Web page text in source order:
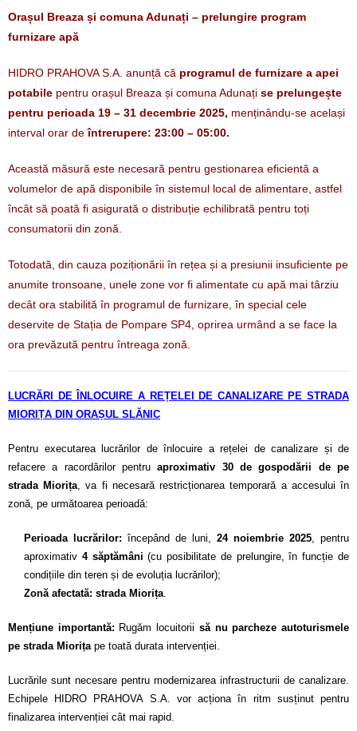
Orașul Breaza și comuna Adunați – prelungire program
furnizare apă
HIDRO PRAHOVA S.A. anunță că programul de furnizare a apei
potabile pentru orașul Breaza și comuna Adunați se prelungește
pentru perioada 19 – 31 decembrie 2025, menținându-se același
interval orar deîntrerupere: 23:00 – 05:00.
Această măsură este necesară pentru gestionarea eficientă a
volumelor de apă disponibile în sistemul local de alimentare, astfel
încât să poată fi asigurată o distribuție echilibrată pentru toți
consumatorii din zonă.
Totodată, din cauza poziționării în rețea și a presiunii insuficiente pe
anumite tronsoane, unele zone vor fi alimentate cu apă mai târziu
decât ora stabilită în programul de furnizare, în special cele
deservite de Stația de Pompare SP4, oprirea urmând a se face la
ora prevăzută pentru întreaga zonă.
LUCRĂRI DE ÎNLOCUIRE A REȚELEI DE CANALIZARE PE STRADA
MIORIȚA DIN ORAȘUL SLĂNIC
Pentru executarea lucrărilor de înlocuire a rețelei de canalizare și de
refacere a racordărilor pentruaproximativ 30 de gospodării de pe
strada Miorița, va fi necesară restricționarea temporară a accesului în
zonă, pe următoarea perioadă:
Perioada lucrărilor: începând de luni, 24 noiembrie 2025, pentru
aproximativ 4 săptămâni (cu posibilitate de prelungire, în funcție de
condițiile din teren și de evoluția lucrărilor);
Zonă afectată: strada Miorița.
Mențiune importantă: Rugăm locuitorii să nu parcheze autoturismele
pe strada Miorițape toată durata intervenției.
Lucrările sunt necesare pentru modernizarea infrastructurii de canalizare.
Echipele HIDRO PRAHOVA S.A. vor acționa în ritm susținut pentru
finalizarea intervenției cât mai rapid.